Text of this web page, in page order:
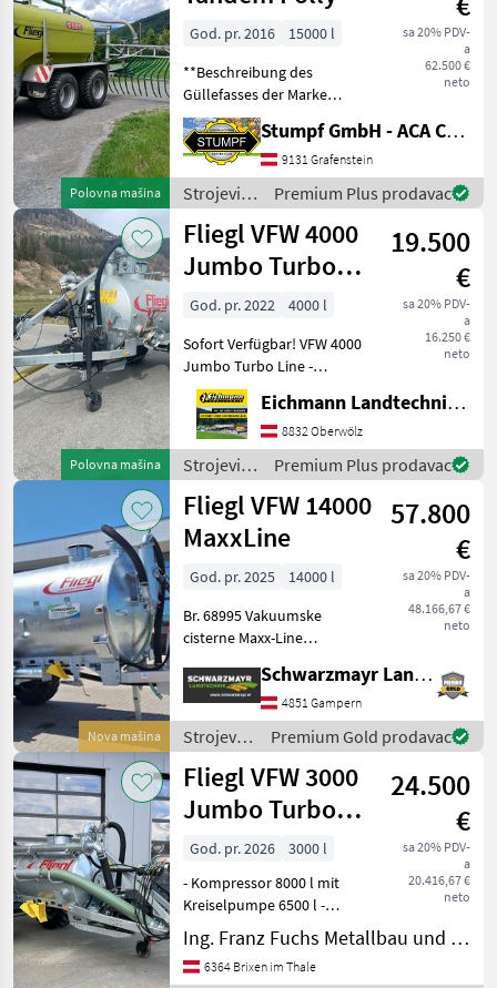
Jumbo
Line
MARKETPLACE
Marketplace
Ponude
trgovaca
Oglasi
navodnjavanje
/ Fliegl
Polovna mašina
sa 20% PDV-
a
62.500 €
neto
God. pr. 2016
15000 l
**Beschreibung des
Güllefasses der Marke
Fliegl, Modell
[Modellname]**
**Allgemeine
Informationen:** -
**Marke:** Fliegl -
**Modell:** [Modellname] -
**Baujahr
Stumpf GmbH - ACA Center Stumpf
9131 Grafenstein
Strojevi
za
đubrenje,
gnojenje i
navodnjavanje
/ Fliegl
Premium Plus prodavac
Polovna mašina
Fliegl VFW 4000
Jumbo Turbo
Line -
Vakuumfass
19.500
€
sa 20% PDV-
a
16.250 €
neto
God. pr. 2022
4000 l
Sofort Verfügbar! VFW 4000
Jumbo Turbo Line -
Vakuumfass Wie vom
Kunden, in gutem Zustand.
Ausstattung & Details: - 1-
Achs Fahrgestell - 25km/h
Ausführung
Eichmann Landtechnik GmbH
8832 Oberwölz
Strojevi
za
đubrenje,
gnojenje i
navodnjavanje
/ Fliegl
Premium Plus prodavac
Nova mašina
Fliegl VFW 14000
MaxxLine
57.800
€
sa 20% PDV-
a
48.166,67 €
neto
God. pr. 2025
14000 l
Br. 68995 Vakuumske
cisterne Maxx-Line
konstrukcija. Standardne
slijepe prirubnice od 8" su
posebno praktične,
omogućujući jednostavnu
preinak
Schwarzmayr Landtechnik GmbH - Gampern
4851 Gampern
Strojevi
za
đubrenje,
gnojenje i
navodnjavanje
/ Fliegl
Premium Gold prodavac
Fliegl VFW 3000
Jumbo Turbo
Line
24.500
€
sa 20% PDV-
a
20.416,67 €
neto
God. pr. 2026
3000 l
- Kompressor 8000 l mit
Kreiselpumpe 6500 l -
verstellb. Zugdeichsel
Untenanhängung - 25 km/h
Ausführung - hydraulische
Ing. Franz Fuchs Metallbau und Landtechnik GmbH & CoKG
6364 Brixen im Thale